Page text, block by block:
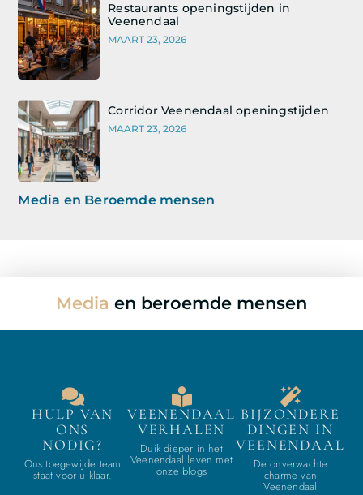
Restaurants openingstijden in
Veenendaal
MAART 23, 2026
Corridor Veenendaal openingstijden
MAART 23, 2026
Media en Beroemde mensen
Media en beroemde mensen
HULP VAN
ONS
NODIG?
Ons toegewijde team
staat voor u klaar.
VEENENDAAL
VERHALEN
Duik dieper in het
Veenendaal leven met
onze blogs
BIJZONDERE
DINGEN IN
VEENENDAAL
De onverwachte
charme van
Veenendaal